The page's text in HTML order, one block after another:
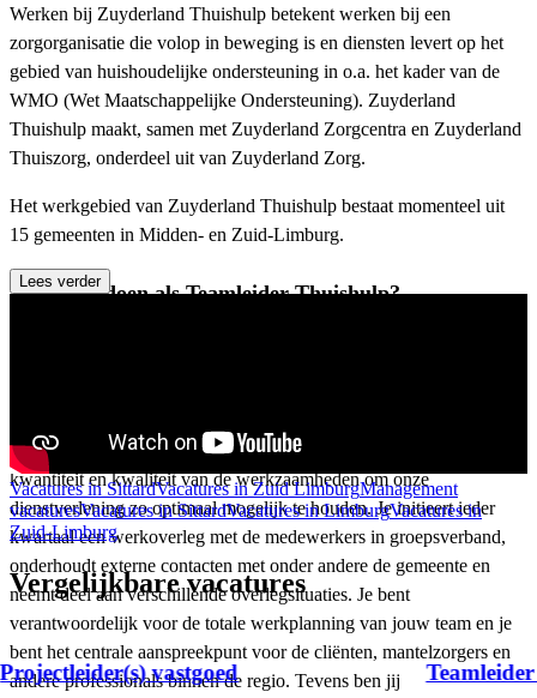
Werken bij Zuyderland Thuishulp betekent werken bij een
zorgorganisatie die volop in beweging is en diensten levert op het
gebied van huishoudelijke ondersteuning in o.a. het kader van de
WMO (Wet Maatschappelijke Ondersteuning). Zuyderland
Thuishulp maakt, samen met Zuyderland Zorgcentra en Zuyderland
Thuiszorg, onderdeel uit van Zuyderland Zorg.
Het werkgebied van Zuyderland Thuishulp bestaat momenteel uit
15 gemeenten in Midden- en Zuid-Limburg.
Wat ga je doen als Teamleider Thuishulp?
plaatsvindt. Je enthousiasmeert, stuurt aan en coördineert de
kwantiteit en kwaliteit van de werkzaamheden om onze
dienstverlening zo optimaal mogelijk te houden. Je initieert ieder
kwartaal een werkoverleg met de medewerkers in groepsverband,
onderhoudt externe contacten met onder andere de gemeente en
neemt deel aan verschillende overlegsituaties. Je bent
verantwoordelijk voor de totale werkplanning van jouw team en je
bent het centrale aanspreekpunt voor de cliënten, mantelzorgers en
andere professionals binnen de regio. Tevens ben jij
Lees verder
Vacatures in SittardVacatures in Zuid LimburgManagement
vacaturesVacatures in SittardVacatures in LimburgVacatures in
Zuid-Limburg
Vergelijkbare vacatures
Projectleider(s) vastgoed